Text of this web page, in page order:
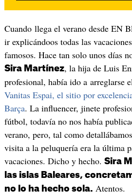
Cuando llega el verano desde EN
ir explicándoos todas las
famosos. Hace tan solo unos días
Sira Martínez, la hija de Luis
profesional, había ido a arreglarse
Vanitas Espai, el sitio por
Barça. La influencer, jinete
fútbol, todavía no nos había
verano, pero, tal como
visita a la peluquería era la última
vacaciones. Dicho y hecho. Sira
las islas Baleares,
no lo ha hecho sola. Atentos.